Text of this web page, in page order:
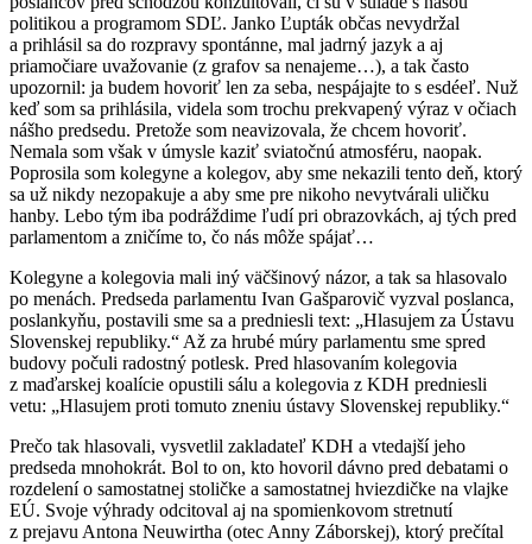
politikou a programom SDĽ. Janko Ľupták občas nevydržal
a prihlásil sa do rozpravy spontánne, mal jadrný jazyk a aj
priamočiare uvažovanie (z grafov sa nenajeme…), a tak často
upozornil: ja budem hovoriť len za seba, nespájajte to s esdéeľ. Nuž
keď som sa prihlásila, videla som trochu prekvapený výraz v očiach
nášho predsedu. Pretože som neavizovala, že chcem hovoriť.
Nemala som však v úmysle kaziť sviatočnú atmosféru, naopak.
Poprosila som kolegyne a kolegov, aby sme nekazili tento deň, ktorý
sa už nikdy nezopakuje a aby sme pre nikoho nevytvárali uličku
hanby. Lebo tým iba podráždime ľudí pri obrazovkách, aj tých pred
parlamentom a zničíme to, čo nás môže spájať…
Kolegyne a kolegovia mali iný väčšinový názor, a tak sa hlasovalo
po menách. Predseda parlamentu Ivan Gašparovič vyzval poslanca,
poslankyňu, postavili sme sa a predniesli text: „Hlasujem za Ústavu
Slovenskej republiky.“ Až za hrubé múry parlamentu sme spred
budovy počuli radostný potlesk. Pred hlasovaním kolegovia
z maďarskej koalície opustili sálu a kolegovia z KDH predniesli
vetu: „Hlasujem proti tomuto zneniu ústavy Slovenskej republiky.“
Prečo tak hlasovali, vysvetlil zakladateľ KDH a vtedajší jeho
predseda mnohokrát. Bol to on, kto hovoril dávno pred debatami o
rozdelení o samostatnej stoličke a samostatnej hviezdičke na vlajke
EÚ. Svoje výhrady odcitoval aj na spomienkovom stretnutí
z prejavu Antona Neuwirtha (otec Anny Záborskej), ktorý prečítal